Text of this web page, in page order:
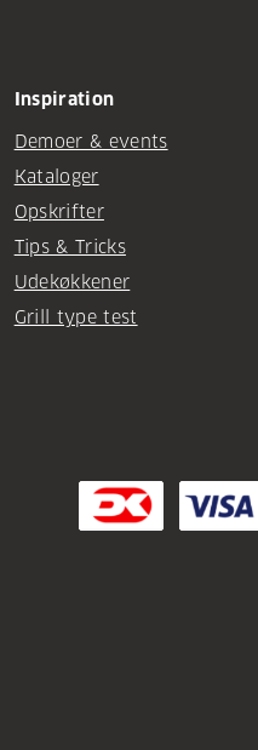
Inspiration
Demoer & events
Kataloger
Opskrifter
Tips & Tricks
Udekøkkener
Grill type test